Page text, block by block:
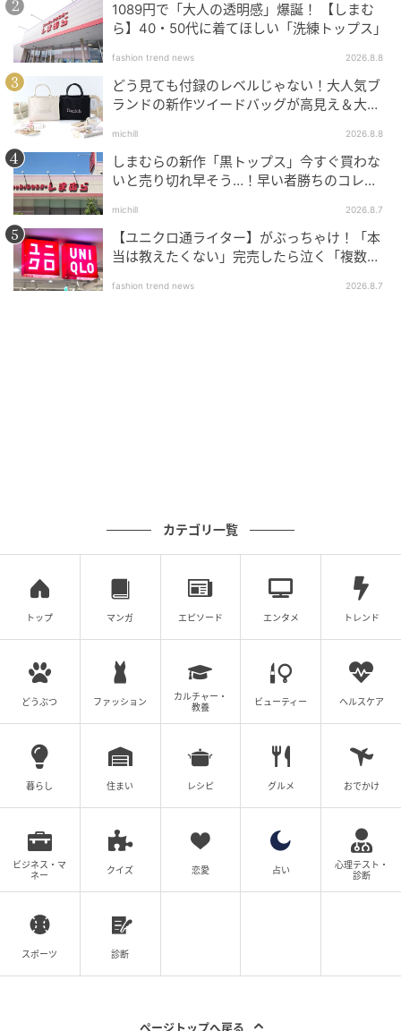
よくある質問
Q. 予約期間はいつまでですか？
A. 2026年3月27日(金)16時から2026年5月25日(月)23
時まで予約を受け付けています。
商品お届けは2026年9月の予定です。
元記事で読む
次の記事
本「ME TOKYO EMOTION RESEARCH」
1089円で「大人の透明感」爆誕！ 【しまむ
ら】40・50代に着てほしい「洗練トップス」
fashion trend news 2026.8.8
どう見ても付録のレベルじゃない！大人気ブ
ランドの新作ツイードバッグが高見え＆大容
michill 2026.8.8
しまむらの新作「黒トップス」今すぐ買わな
いと売り切れ早そう…！早い者勝ちのコレ買
michill 2026.8.7
【ユニクロ通ライター】がぶっちゃけ！「本
当は教えたくない」完売したら泣く「複数買
fashion trend news 2026.8.7
カテゴリ一覧
トップ マンガ エピソード エンタメ トレンド
どうぶつ ファッション
カルチャー・
教養
ビューティー ヘルスケア
暮らし 住まい レシピ グルメ おでかけ
ビジネス・マ
ネー
クイズ 恋愛 占い
心理テスト・
診断
スポーツ 診断
ページトップへ戻る